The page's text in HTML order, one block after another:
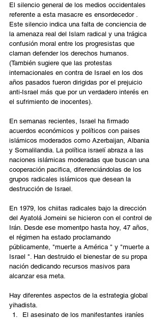
El silencio general de los medios occidentales
referente a esta masacre es ensordecedor .
Este silencio indica una falta de conciencia de
la amenaza real del Islam radical y una trágica
confusión moral entre los progresistas que
claman defender los derechos humanos.
(También sugiere que las protestas
internacionales en contra de Israel en los dos
años pasados fueron dirigidas por el prejuicio
anti-Israel más que por un verdadero interés en
el sufrimiento de inocentes).
En semanas recientes, Israel ha firmado
acuerdos económicos y políticos con paises
islámicos moderados como Azerbaijan, Albania
y Somalilandia. La política israelí abraza a las
naciones islámicas moderadas que buscan una
cooperación pacifica, diferenciándolas de los
grupos radicales islámicos que desean la
destrucción de Israel.
En 1979, los chiitas radicales bajo la dirección
del Ayatolá Jomeini se hicieron con el control de
Irán. Desde ese momentpo hasta hoy, 47 años,
el régimen ha estado proclamando
públicamente, "muerte a América " y "muerte a
Israel ". Han destruido el bienestar de su propa
nación dedicando recursos masivos para
alcanzar esa meta.
Hay diferentes aspectos de la estrategia global
yihadista.
El asesinato de los manifestantes iraníes